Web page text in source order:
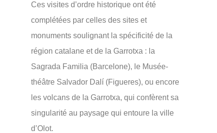
Ces visites d’ordre historique ont été
complétées par celles des sites et
monuments soulignant la spécificité de la
région catalane et de la Garrotxa : la
Sagrada Familia (Barcelone), le Musée-
théâtre Salvador Dalí (Figueres), ou encore
les volcans de la Garrotxa, qui confèrent sa
singularité au paysage qui entoure la ville
d’Olot.